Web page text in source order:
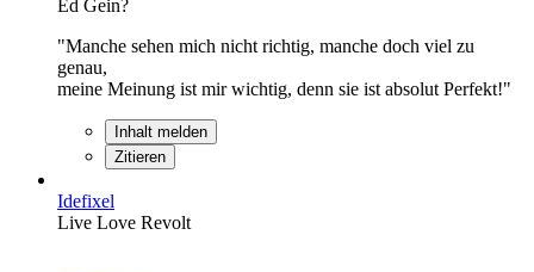
Ed Gein?
"Manche sehen mich nicht richtig, manche doch viel zu
genau,
meine Meinung ist mir wichtig, denn sie ist absolut Perfekt!"
Inhalt melden
Zitieren
Idefixel
Live Love Revolt